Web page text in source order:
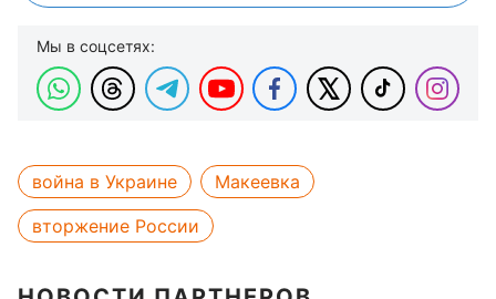
Мы в соцсетях:
война в Украине
Макеевка
вторжение России